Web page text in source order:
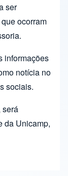
ser
ocorram
informações
notícia no
sociais.
será
da Unicamp,